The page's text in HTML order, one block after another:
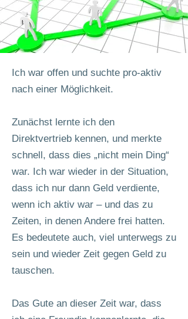
Ich war offen und suchte pro-aktiv
nach einer Möglichkeit.
Zunächst lernte ich den
Direktvertrieb kennen, und merkte
schnell, dass dies „nicht mein Ding“
war. Ich war wieder in der Situation,
dass ich nur dann Geld verdiente,
wenn ich aktiv war – und das zu
Zeiten, in denen Andere frei hatten.
Es bedeutete auch, viel unterwegs zu
sein und wieder Zeit gegen Geld zu
tauschen.
Das Gute an dieser Zeit war, dass